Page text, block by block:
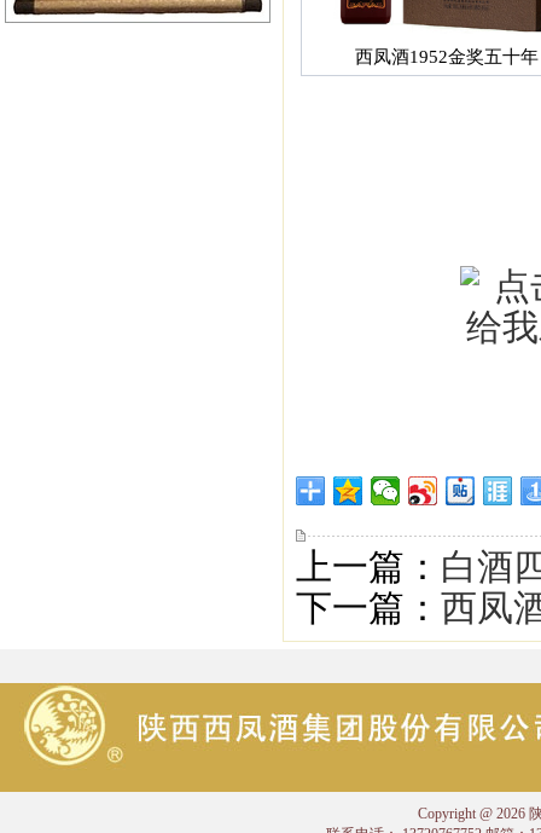
西凤酒1952金奖五十年
上一篇： 白酒
下一篇： 西凤
Copyright @ 2026